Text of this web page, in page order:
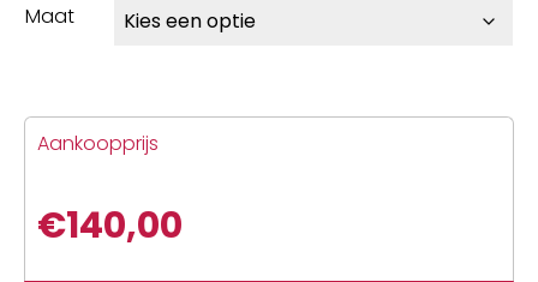
Maat
Aankoopprijs
€140,00